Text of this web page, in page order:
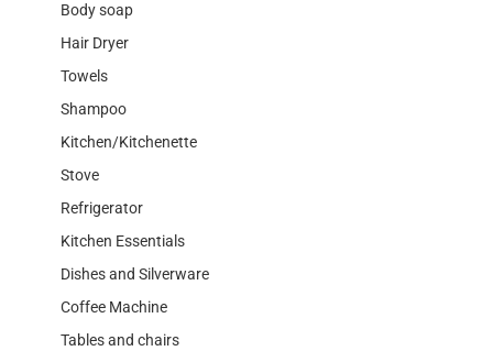
Body soap
Hair Dryer
Towels
Shampoo
Kitchen/Kitchenette
Stove
Refrigerator
Kitchen Essentials
Dishes and Silverware
Coffee Machine
Tables and chairs